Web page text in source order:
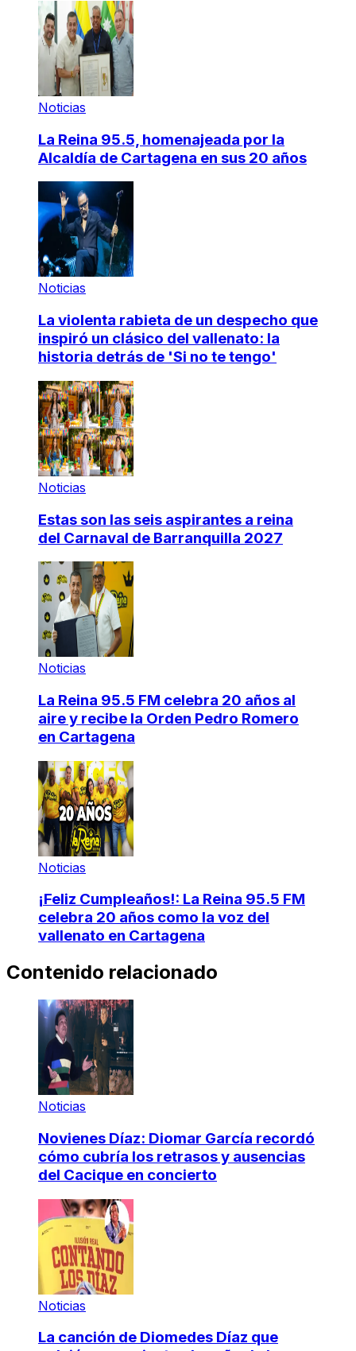
Noticias
La Reina 95.5, homenajeada por la
Alcaldía de Cartagena en sus 20 años
Noticias
La violenta rabieta de un despecho que
inspiró un clásico del vallenato: la
historia detrás de 'Si no te tengo'
Noticias
Estas son las seis aspirantes a reina
del Carnaval de Barranquilla 2027
Noticias
La Reina 95.5 FM celebra 20 años al
aire y recibe la Orden Pedro Romero
en Cartagena
Noticias
¡Feliz Cumpleaños!: La Reina 95.5 FM
celebra 20 años como la voz del
vallenato en Cartagena
Contenido relacionado
Noticias
Novienes Díaz: Diomar García recordó
cómo cubría los retrasos y ausencias
del Cacique en concierto
Noticias
La canción de Diomedes Díaz que